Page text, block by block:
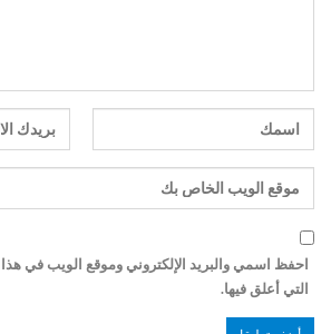
احفظ اسمي والبريد الإلكتروني وموقع الويب في هذا
التي أعلق فيها.